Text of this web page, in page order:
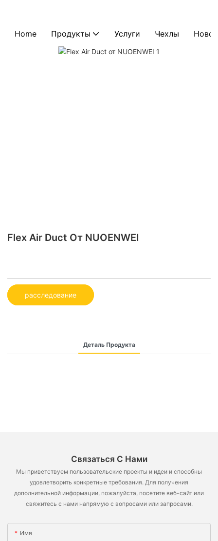
Home Продукты Услуги Чехлы
Flex Air Duct От NUOENWEI
расследование
Деталь Продукта
Связаться С Нами
Мы приветствуем пользовательские проекты и идеи и способны
удовлетворить конкретные требования. Для получения
дополнительной информации, пожалуйста, посетите веб-сайт или
свяжитесь с нами напрямую с вопросами или запросами.
Имя